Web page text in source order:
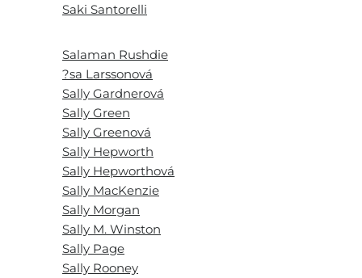
Saki Santorelli
Salaman Rushdie
?sa Larssonová
Sally Gardnerová
Sally Green
Sally Greenová
Sally Hepworth
Sally Hepworthová
Sally MacKenzie
Sally Morgan
Sally M. Winston
Sally Page
Sally Rooney